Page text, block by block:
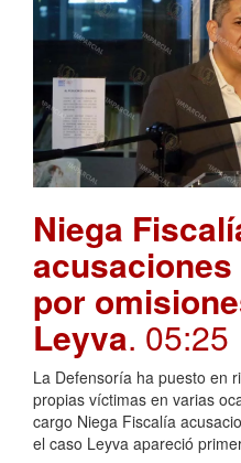
Niega
acusaciones
por
Leyva. 05:25
La Defensoría ha puesto en
propias víctimas en varias
cargo Niega Fiscalía
el caso Leyva apareció